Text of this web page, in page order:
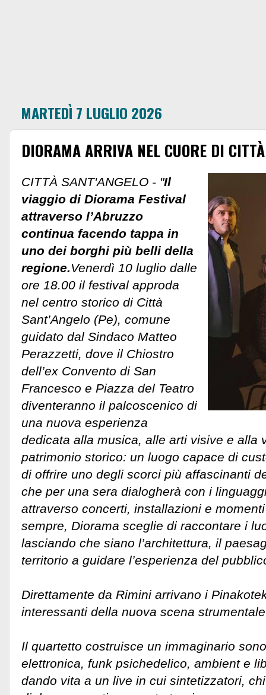
MARTEDÌ 7 LUGLIO 2026
DIORAMA ARRIVA NEL CUORE DI
CITTÀ SANT'ANGELO - "Il
viaggio di Diorama Festival
attraverso l’Abruzzo
continua facendo tappa in
uno dei borghi più belli della
regione.Venerdì 10 luglio dalle
ore 18.00 il festival approda
nel centro storico di Città
Sant’Angelo (Pe), comune
guidato dal Sindaco Matteo
Perazzetti, dove il Chiostro
dell’ex Convento di San
Francesco e Piazza del Teatro
diventeranno il palcoscenico di
una nuova esperienza
dedicata alla musica, alle arti visive e alla
patrimonio storico: un luogo capace di
di offrire uno degli scorci più affascinanti
che per una sera dialogherà con i
attraverso concerti, installazioni e
sempre, Diorama sceglie di raccontare i
lasciando che siano l’architettura, il
territorio a guidare l’esperienza del
Direttamente da Rimini arrivano i
interessanti della nuova scena
Il quartetto costruisce un immaginario
elettronica, funk psichedelico, ambient e
dando vita a un live in cui sintetizzatori,